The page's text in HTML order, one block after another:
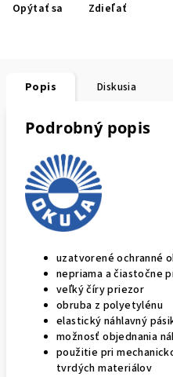
Opýtať sa Zdieľať
Popis Diskusia
Podrobný popis
uzatvorené ochranné
nepriama a čiastočne
veľký číry priezor
obruba z polyetylénu
elastický náhlavný
možnosť objednania
použitie pri
tvrdých materiálov